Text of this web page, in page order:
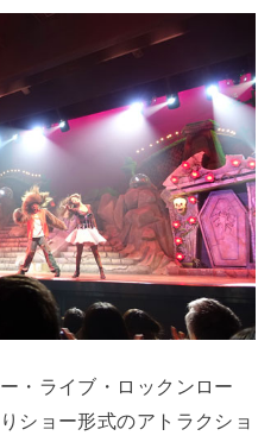
・ライブ・ロックンロー
ショー形式のアトラクショ